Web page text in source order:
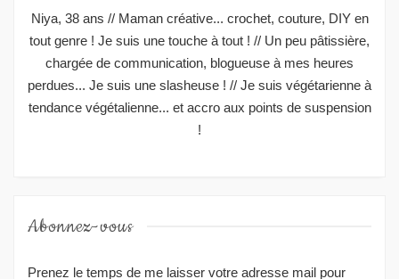
Niya, 38 ans // Maman créative... crochet, couture, DIY en
tout genre ! Je suis une touche à tout ! // Un peu pâtissière,
chargée de communication, blogueuse à mes heures
perdues... Je suis une slasheuse ! // Je suis végétarienne à
tendance végétalienne... et accro aux points de suspension
!
Abonnez-vous
Prenez le temps de me laisser votre adresse mail pour